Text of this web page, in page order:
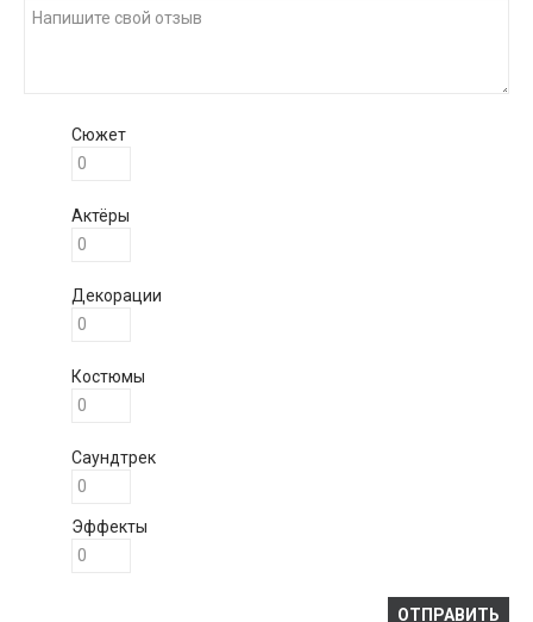
Сюжет
Актёры
Декорации
Костюмы
Саундтрек
Эффекты